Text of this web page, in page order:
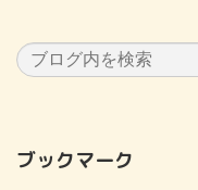
ブックマーク